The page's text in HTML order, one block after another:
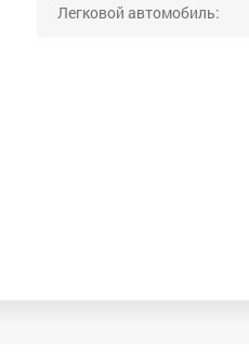
Легковой автомобиль: